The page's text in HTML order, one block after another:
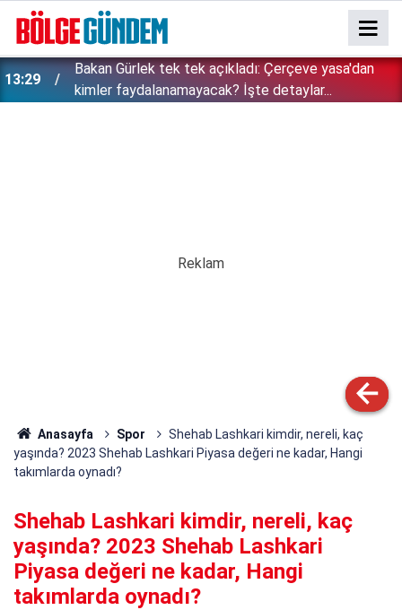
13:29
Bakan Gürlek tek tek açıkladı: Çerçeve yasa'dan
kimler faydalanamayacak? İşte detaylar...
Anasayfa Spor
Shehab Lashkari kimdir, nereli, kaç
yaşında? 2023 Shehab Lashkari Piyasa değeri ne kadar, Hangi
takımlarda oynadı?
Shehab Lashkari kimdir, nereli, kaç
yaşında? 2023 Shehab Lashkari
Piyasa değeri ne kadar, Hangi
takımlarda oynadı?